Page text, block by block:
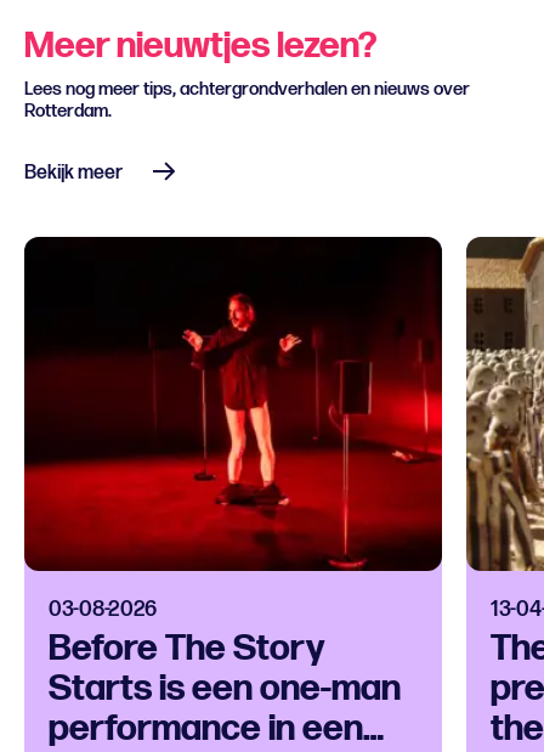
Meer nieuwtjes lezen?
Lees nog meer tips, achtergrondverhalen en nieuws over
Rotterdam.
Bekijk meer
03-08-2026
Before The Story
Starts is een one-man
performance in een
13-